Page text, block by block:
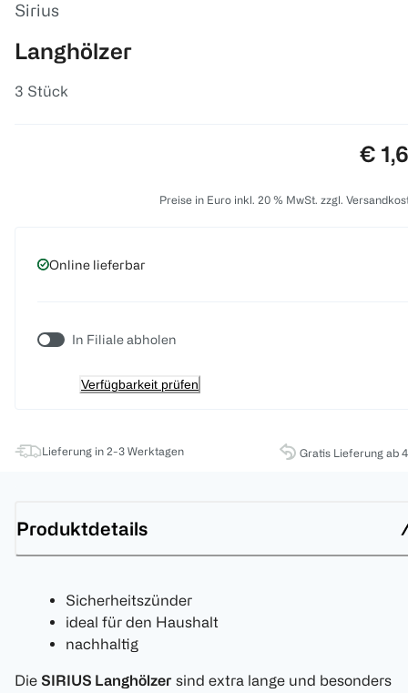
Sirius
Langhölzer
3 Stück
€
Preise in Euro inkl. 20 % MwSt. zzgl.
Online lieferbar
In Filiale abholen
Verfügbarkeit prüfen
Lieferung in 2-3 Werktagen Gratis Lieferung ab
Produktdetails
Sicherheitszünder
ideal für den Haushalt
nachhaltig
Die SIRIUS Langhölzer sind extra lange und besonders